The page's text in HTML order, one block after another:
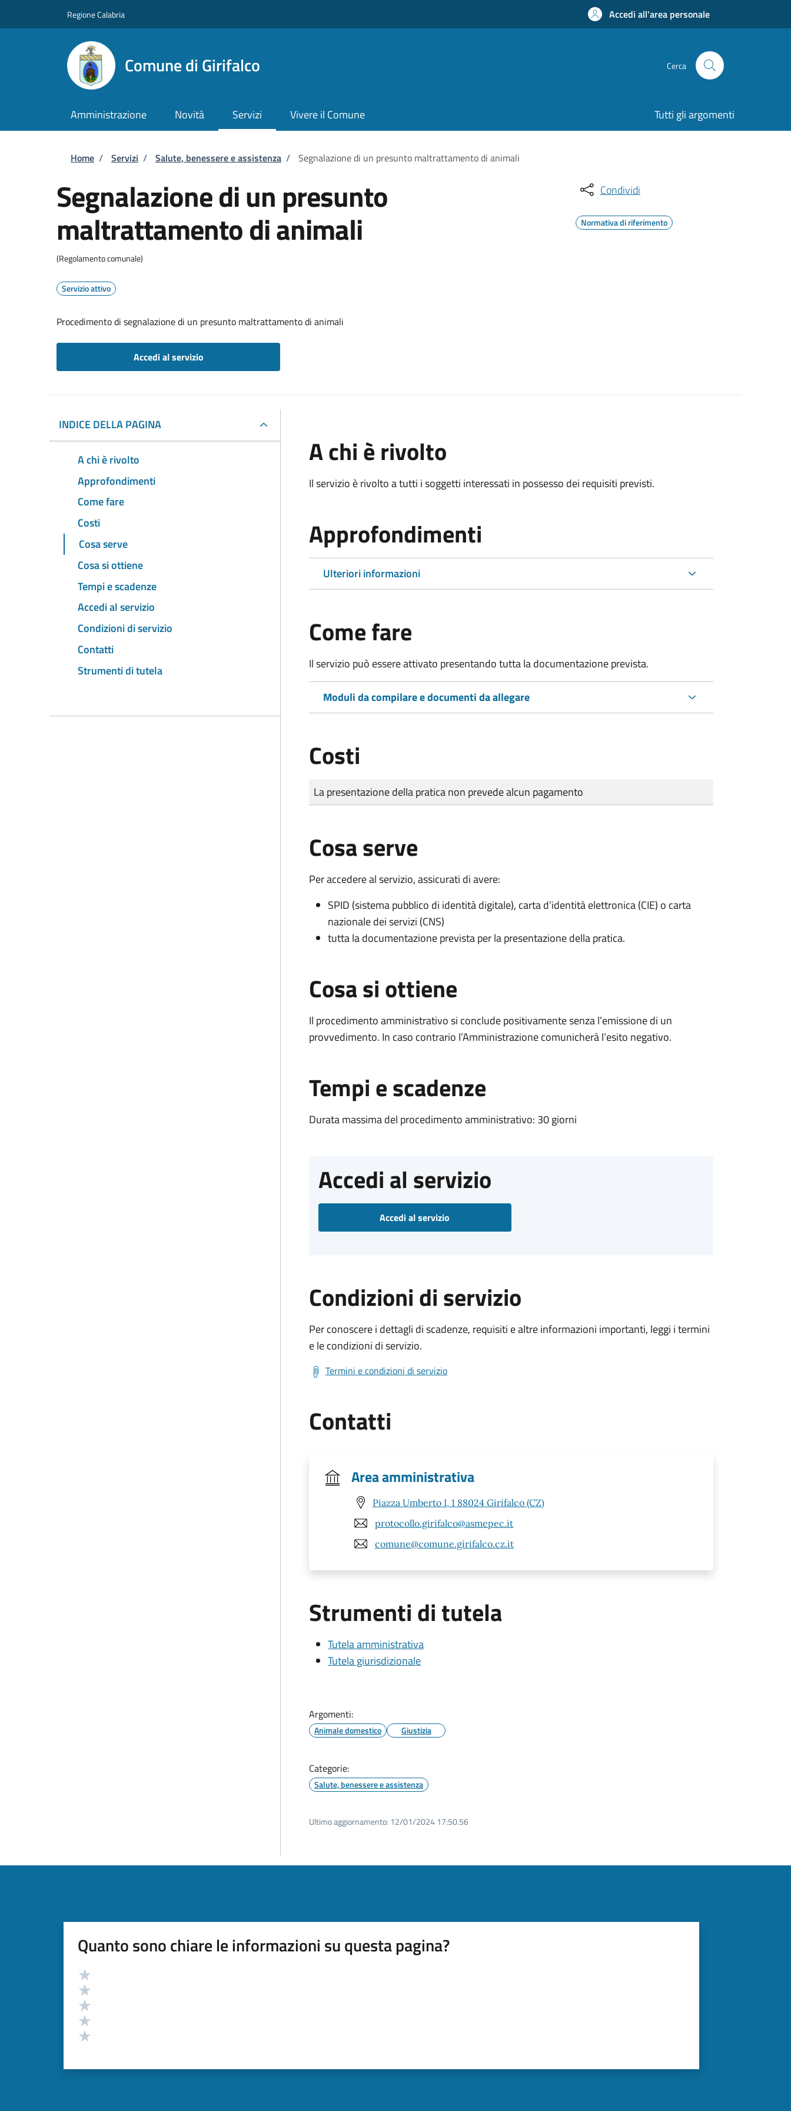
Regione Calabria Accedi all'area personale
Comune di Girifalco Cerca
Amministrazione Novità Servizi Vivere il Comune Tutti gli argomenti
Briciole di pane
Home / Servizi / Salute, benessere e assistenza / Segnalazione di un presunto maltrattamento di animali
Segnalazione di un presunto
maltrattamento di animali
(Regolamento comunale)
Servizio attivo
Procedimento di segnalazione di un presunto maltrattamento di animali
Accedi al servizio
Condividi
Normativa di riferimento
INDICE DELLA PAGINA
A chi è rivolto
Approfondimenti
Come fare
Costi
Cosa serve
Cosa si ottiene
Tempi e scadenze
Accedi al servizio
Condizioni di servizio
Contatti
Strumenti di tutela
A chi è rivolto
Il servizio è rivolto a tutti i soggetti interessati in possesso dei requisiti previsti.
Approfondimenti
Ulteriori informazioni
Come fare
Il servizio può essere attivato presentando tutta la documentazione prevista.
Moduli da compilare e documenti da allegare
Costi
Tipo di pagamento
Importo
La presentazione della pratica non prevede alcun pagamento
Cosa serve
Per accedere al servizio, assicurati di avere:
SPID (sistema pubblico di identità digitale), carta d’identità elettronica (CIE) o carta
nazionale dei servizi (CNS)
tutta la documentazione prevista per la presentazione della pratica.
Cosa si ottiene
Il procedimento amministrativo si conclude positivamente senza l’emissione di un
provvedimento. In caso contrario l’Amministrazione comunicherà l’esito negativo.
Tempi e scadenze
Durata massima del procedimento amministrativo: 30 giorni
Accedi al servizio
Accedi al servizio
Condizioni di servizio
Per conoscere i dettagli di scadenze, requisiti e altre informazioni importanti, leggi i termini
e le condizioni di servizio.
Termini e condizioni di servizio
Contatti
Area amministrativa
Piazza Umberto I, 1 88024 Girifalco (CZ)
protocollo.girifalco@asmepec.it
comune@comune.girifalco.cz.it
Strumenti di tutela
Tutela amministrativa
Tutela giurisdizionale
Argomenti:
Animale domestico Giustizia
Categorie:
Salute, benessere e assistenza
Ultimo aggiornamento: 12/01/2024 17:50.56
Quanto sono chiare le informazioni su questa pagina?
Valutazione